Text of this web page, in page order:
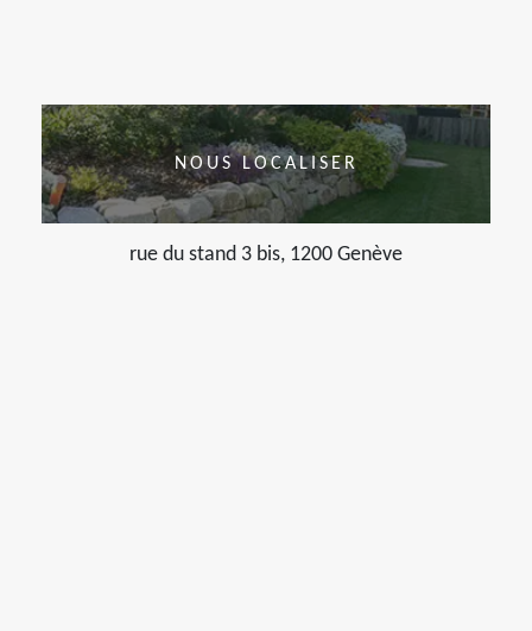
NOUS LOCALISER
rue du stand 3 bis, 1200 Genève